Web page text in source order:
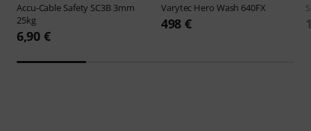
Accu-Cable Safety SC3B 3mm
25kg
6,90 €
Varytec Hero Wash 640FX
498 €